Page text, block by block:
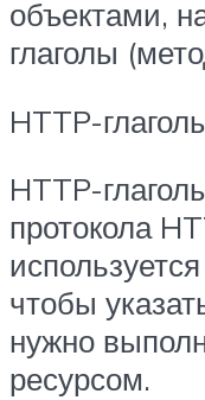
объектами,
глаголы
HTTP-
HTTP-
протокола
чтобы
нужно
ресурсом.